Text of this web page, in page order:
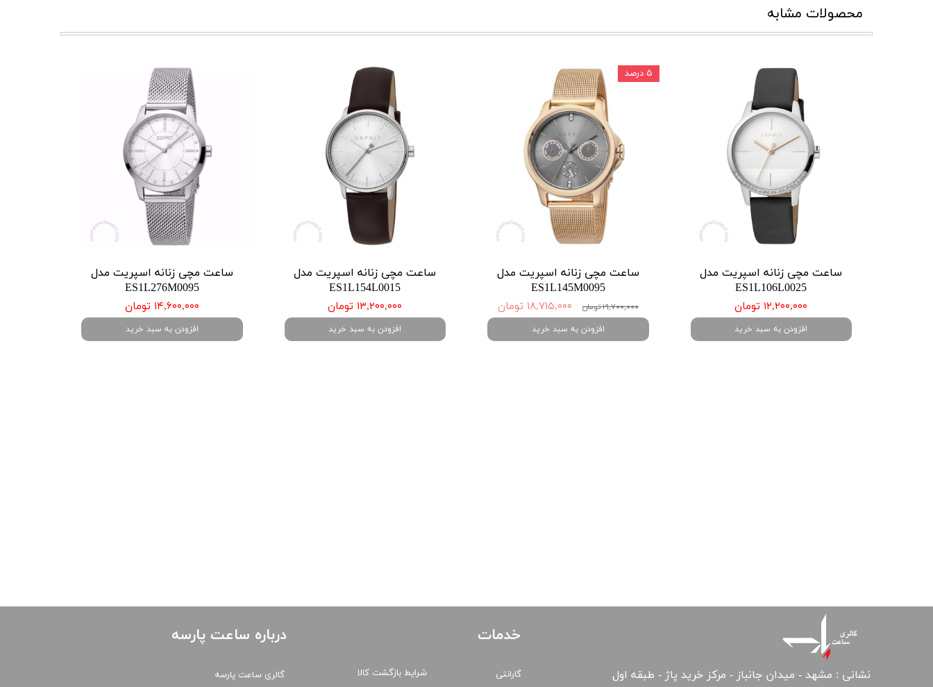
محصولات مشابه
ساعت مچی زنانه اسپریت مدل
ES1L106L0025
۱۲,۲۰۰,۰۰۰ تومان
افزودن به سبد خرید
ساعت مچی زنانه اسپریت مدل
ES1L145M0095
۱۹,۷۰۰,۰۰۰ تومان ۱۸,۷۱۵,۰۰۰ تومان
افزودن به سبد خرید
۵ درصد
ساعت مچی زنانه اسپریت مدل
ES1L154L0015
۱۳,۲۰۰,۰۰۰ تومان
افزودن به سبد خرید
ساعت مچی زنانه اسپریت مدل
ES1L276M0095
۱۴,۶۰۰,۰۰۰ تومان
افزودن به سبد خرید
نشانی : مشهد - میدان جانباز - مرکز خرید پاژ - طبقه اول
خدمات
گارانتی
درباره ساعت پارسه
گالری ساعت پارسه شرایط بازگشت کالا